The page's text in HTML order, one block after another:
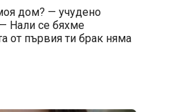
дом? — учудено
Нали се бяхме
от първия ти брак няма